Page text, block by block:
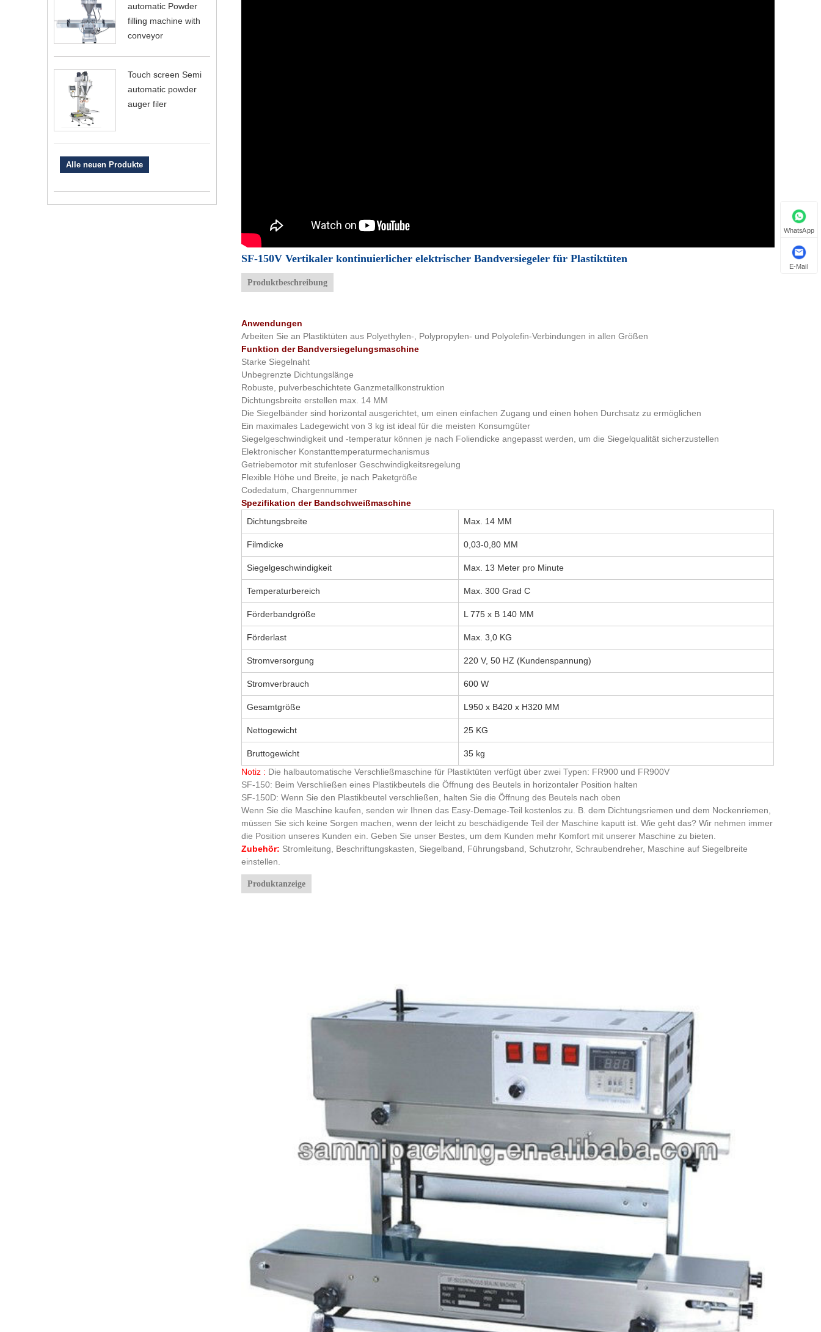
automatic Powder
filling machine with
conveyor
Touch screen Semi
automatic powder
auger filer
Alle neuen Produkte
SF-150V Vertikaler kontinuierlicher elektrischer Bandversiegeler für Plastiktüten
Produktbeschreibung
Anwendungen
Arbeiten Sie an Plastiktüten aus Polyethylen-, Polypropylen- und Polyolefin-Verbindungen in allen Größen
Funktion der Bandversiegelungsmaschine
Starke Siegelnaht
Unbegrenzte Dichtungslänge
Robuste, pulverbeschichtete Ganzmetallkonstruktion
Dichtungsbreite erstellen max. 14 MM
Die Siegelbänder sind horizontal ausgerichtet, um einen einfachen Zugang und einen hohen Durchsatz zu ermöglichen
Ein maximales Ladegewicht von 3 kg ist ideal für die meisten Konsumgüter
Siegelgeschwindigkeit und -temperatur können je nach Foliendicke angepasst werden, um die Siegelqualität sicherzustellen
Elektronischer Konstanttemperaturmechanismus
Getriebemotor mit stufenloser Geschwindigkeitsregelung
Flexible Höhe und Breite, je nach Paketgröße
Codedatum, Chargennummer
Spezifikation der Bandschweißmaschine
Dichtungsbreite
Max. 14 MM
Filmdicke 0,03-0,80 MM
Siegelgeschwindigkeit Max. 13 Meter pro Minute
Temperaturbereich Max. 300 Grad C
Förderbandgröße L 775 x B 140 MM
Förderlast Max. 3,0 KG
Stromversorgung 220 V, 50 HZ (Kundenspannung)
Stromverbrauch 600 W
Gesamtgröße L950 x B420 x H320 MM
Nettogewicht 25 KG
Bruttogewicht
35 kg
Notiz : Die halbautomatische Verschließmaschine für Plastiktüten verfügt über zwei Typen: FR900 und FR900V
SF-150: Beim Verschließen eines Plastikbeutels die Öffnung des Beutels in horizontaler Position halten
SF-150D: Wenn Sie den Plastikbeutel verschließen, halten Sie die Öffnung des Beutels nach oben
Wenn Sie die Maschine kaufen, senden wir Ihnen das Easy-Demage-Teil kostenlos zu. B. dem Dichtungsriemen und dem Nockenriemen,
müssen Sie sich keine Sorgen machen, wenn der leicht zu beschädigende Teil der Maschine kaputt ist. Wie geht das? Wir nehmen immer
die Position unseres Kunden ein. Geben Sie unser Bestes, um dem Kunden mehr Komfort mit unserer Maschine zu bieten.
Zubehör: Stromleitung, Beschriftungskasten, Siegelband, Führungsband, Schutzrohr, Schraubendreher, Maschine auf Siegelbreite
einstellen.
Produktanzeige
WhatsApp
E-Mail